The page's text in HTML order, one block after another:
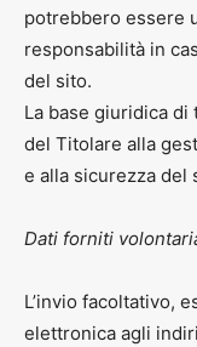
potrebbero essere
responsabilità in
del sito.
La base giuridica
del Titolare alla
e alla sicurezza del
Dati forniti
L’invio facoltativo,
elettronica agli